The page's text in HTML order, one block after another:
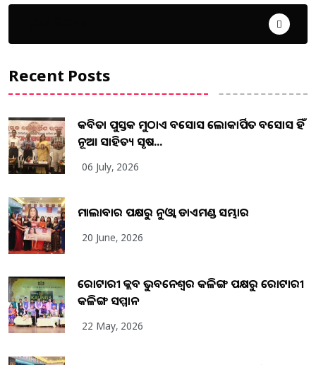
Recent Posts
କବିତା ପୁସ୍ତକ ମୁଠାଏ ଅବସୋସ ଲୋକାର୍ପିତ ଅବସୋସ ହିଁ
ନୂଆ ସାହିତ୍ୟ ସୃଷ...
06 July, 2026
ମାଲାବାର ପକ୍ଷରୁ ନୁଓ୍ବା ଡାଏମଣ୍ଡ ସମ୍ଭାର
20 June, 2026
ରୋଟାରୀ କ୍ଲବ ଭୁବନେଶ୍ୱର କଳିଙ୍ଗ ପକ୍ଷରୁ ରୋଟାରୀ
କଳିଙ୍ଗ ସମ୍ମାନ
22 May, 2026